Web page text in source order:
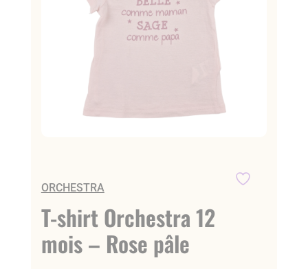
ORCHESTRA
T-shirt Orchestra 12
mois – Rose pâle